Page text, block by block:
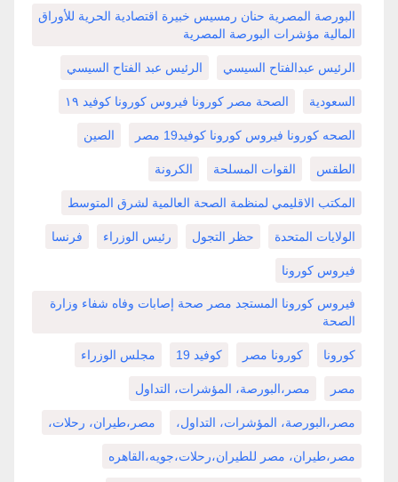
البورصة المصرية حنان رمسيس خبيرة اقتصادية الحرية للأوراق
المالية مؤشرات البورصة المصرية
الرئيس عبدالفتاح السيسي الرئيس عبد الفتاح السيسي
السعودية الصحة مصر كورونا فيروس كورونا كوفيد ١٩
الصحه كورونا فيروس كورونا كوفيد19 مصر الصين
الطقس القوات المسلحة الكرونة
المكتب الاقليمي لمنظمة الصحة العالمية لشرق المتوسط
الولايات المتحدة حظر التجول رئيس الوزراء فرنسا
فيروس كورونا
فيروس كورونا المستجد مصر صحة إصابات وفاه شفاء وزارة
الصحة
كورونا كورونا مصر كوفيد 19 مجلس الوزراء
مصر مصر،البورصة، المؤشرات، التداول
مصر،البورصة، المؤشرات، التداول، مصر،طيران، رحلات،
مصر،طيران، مصر للطيران،رحلات،جويه،القاهره